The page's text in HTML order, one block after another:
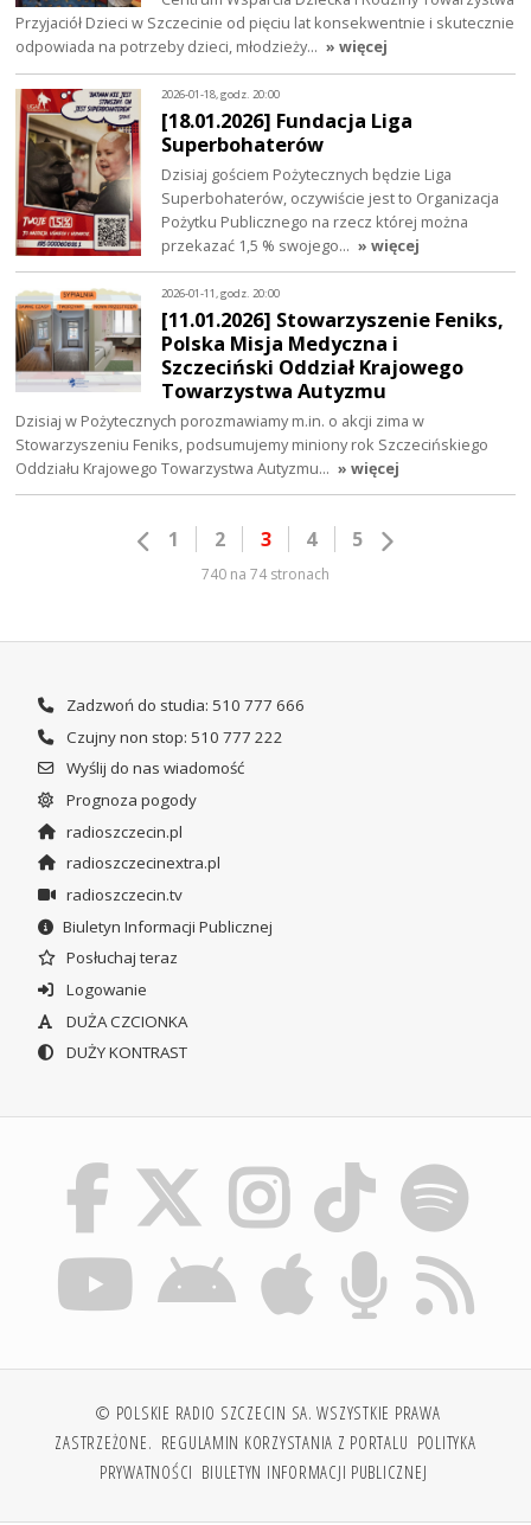
Przyjaciół Dzieci w Szczecinie od pięciu lat konsekwentnie i skutecznie
odpowiada na potrzeby dzieci, młodzieży… » więcej
2026-01-18, godz. 20:00
[18.01.2026] Fundacja Liga
Superbohaterów
Dzisiaj gościem Pożytecznych będzie Liga
Superbohaterów, oczywiście jest to Organizacja
Pożytku Publicznego na rzecz której można
przekazać 1,5 % swojego… » więcej
2026-01-11, godz. 20:00
[11.01.2026] Stowarzyszenie Feniks,
Polska Misja Medyczna i
Szczeciński Oddział Krajowego
Towarzystwa Autyzmu
Dzisiaj w Pożytecznych porozmawiamy m.in. o akcji zima w
Stowarzyszeniu Feniks, podsumujemy miniony rok Szczecińskiego
Oddziału Krajowego Towarzystwa Autyzmu… » więcej
1 2 3 4 5
740 na 74 stronach
Zadzwoń do studia: 510 777 666
Czujny non stop: 510 777 222
Wyślij do nas wiadomość
Prognoza pogody
radioszczecin.pl
radioszczecinextra.pl
radioszczecin.tv
Biuletyn Informacji Publicznej
Posłuchaj teraz
Logowanie
DUŻA CZCIONKA
DUŻY KONTRAST
© POLSKIE RADIO SZCZECIN SA. WSZYSTKIE PRAWA
ZASTRZEŻONE. REGULAMIN KORZYSTANIA Z PORTALU POLITYKA
PRYWATNOŚCI BIULETYN INFORMACJI PUBLICZNEJ